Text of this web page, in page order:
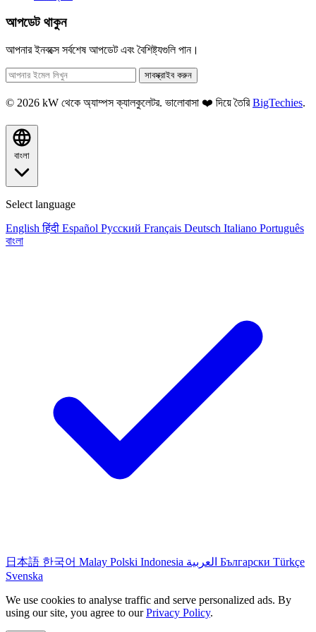
আপডেট থাকুন
আপনার ইনবক্সে সর্বশেষ আপডেট এবং বৈশিষ্ট্যগুলি পান।
সাবস্ক্রাইব করুন
© 2026 kW থেকে অ্যাম্পস ক্যালকুলেটর. ভালোবাসা ❤️ দিয়ে তৈরিBigTechies.
বাংলা
Select language
English हिंदी Español Русский Français Deutsch Italiano Português
বাংলা
日本語 한국어 Malay Polski Indonesia العربية Български Türkçe
Svenska
We use cookies to analyse traffic and serve personalized ads. By
using our site, you agree to ourPrivacy Policy.